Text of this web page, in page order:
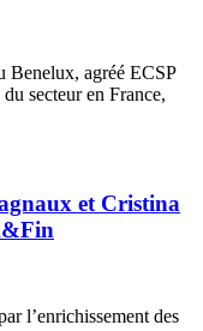
Benelux, agréé ECSP
secteur en France,
et Cristina
l’enrichissement des